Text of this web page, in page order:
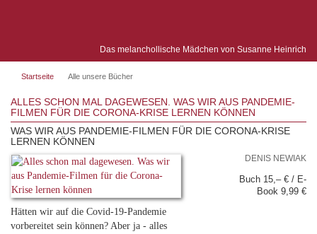
Das melanchollische Mädchen von Susanne Heinrich
Startseite Alle unsere Bücher
ALLES SCHON MAL DAGEWESEN. WAS WIR AUS PANDEMIE-
FILMEN FÜR DIE CORONA-KRISE LERNEN KÖNNEN
WAS WIR AUS PANDEMIE-FILMEN FÜR DIE CORONA-KRISE
LERNEN KÖNNEN
Hätten wir auf die Covid-19-Pandemie
vorbereitet sein können? Aber ja - alles
DENIS NEWIAK
Buch 15,– € / E-
Book 9,99 €